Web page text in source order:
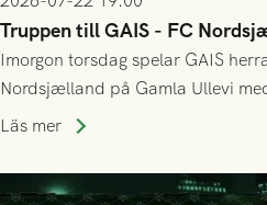
Truppen till GAIS - FC
Imorgon torsdag spelar GAIS
Nordsjælland på Gamla Ullevi
Holmberg och ledarstaben har
Läs mer